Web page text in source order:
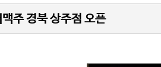
주 경북 상주점 오픈